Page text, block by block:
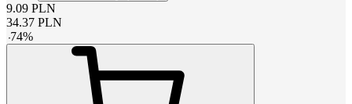
9.09 PLN
34.37 PLN
-74%